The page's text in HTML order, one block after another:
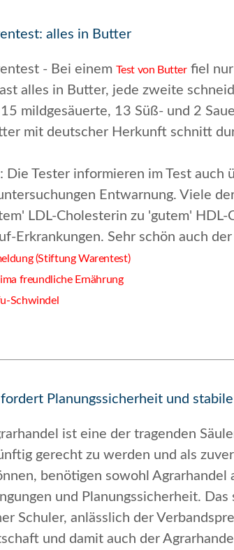
alles in Butter
- Bei einemTest von Butterfiel nur
alles in Butter, jede zweite
mildgesäuerte, 13 Süß- und 2
mit deutscher Herkunft schnitt
: Die Tester informieren im Test
Entwarnung.Viele
LDL-Cholesterin zu 'gutem'
Erkrankungen. Sehr schön auch
(Stiftung Warentest)
freundliche Ernährung
Schwindel
Planungssicherheit und
ist eine der tragenden
gerecht zu werden und als
benötigen sowohl
und Planungssicherheit.
Schuler, anlässlich der
und damit auch der